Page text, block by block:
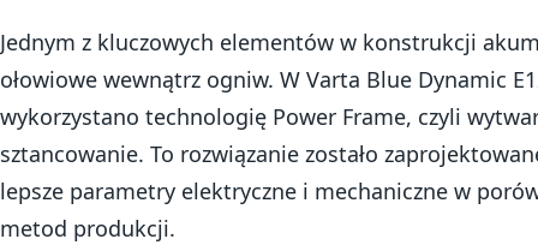
Jednym z kluczowych elementów w konstrukcji
ołowiowe wewnątrz ogniw. W Varta Blue Dynamic
wykorzystano technologię Power Frame, czyli
sztancowanie. To rozwiązanie zostało
lepsze parametry elektryczne i mechaniczne w
metod produkcji.